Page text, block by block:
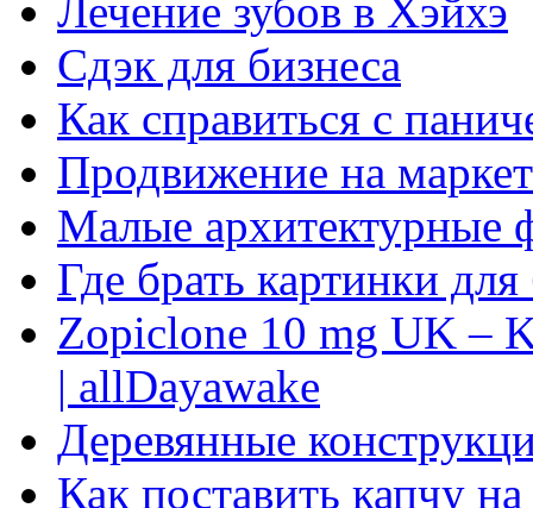
Лечение зубов в Хэйхэ
Сдэк для бизнеса
Как справиться с
Продвижение на
Малые архитектурные
Где брать картинки
Zopiclone 10 mg UK –
| allDayawake
Деревянные
Как поставить капчу